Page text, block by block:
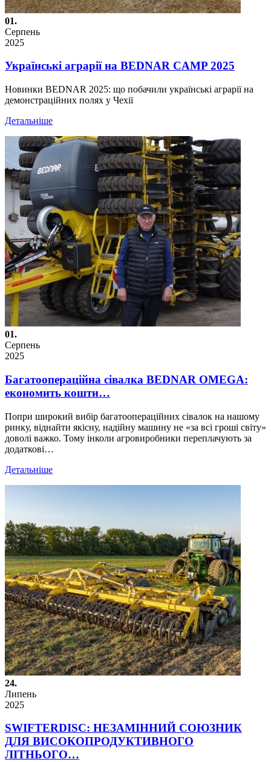
01.
Серпень
2025
Українські аграрії на BEDNAR CAMP 2025
Новинки BEDNAR 2025: що побачили українські аграрії на
демонстраційних полях у Чехії
Детальніше
01.
Серпень
2025
Багатоопераційна сівалка BEDNAR OMEGA:
економить кошти…
Попри широкий вибір багатоопераційних сівалок на нашому
ринку, віднайти якісну, надійну машину не «за всі гроші світу»
доволі важко. Тому інколи агровиробники переплачують за
додаткові…
Детальніше
24.
Липень
2025
SWIFTERDISC: НЕЗАМІННИЙ СОЮЗНИК
ДЛЯ ВИСОКОПРОДУКТИВНОГО
ЛІТНЬОГО…